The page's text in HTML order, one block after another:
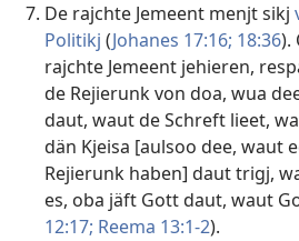
De rajchte Jemeent menjt sikj
Politikj (Johanes 17:16; 18:36).
rajchte Jemeent jehieren,
de Rejierunk von doa, wua
daut, waut de Schreft lieet,
dän Kjeisa [aulsoo dee, waut
Rejierunk haben] daut trigj,
es, oba jäft Gott daut, waut
12:17; Reema 13:1-2).